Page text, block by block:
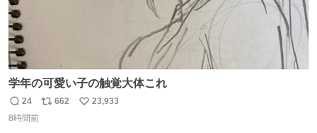
学年の可愛い子の触覚大体これ
返
信
24
リ
662
い
23,933
8時間前